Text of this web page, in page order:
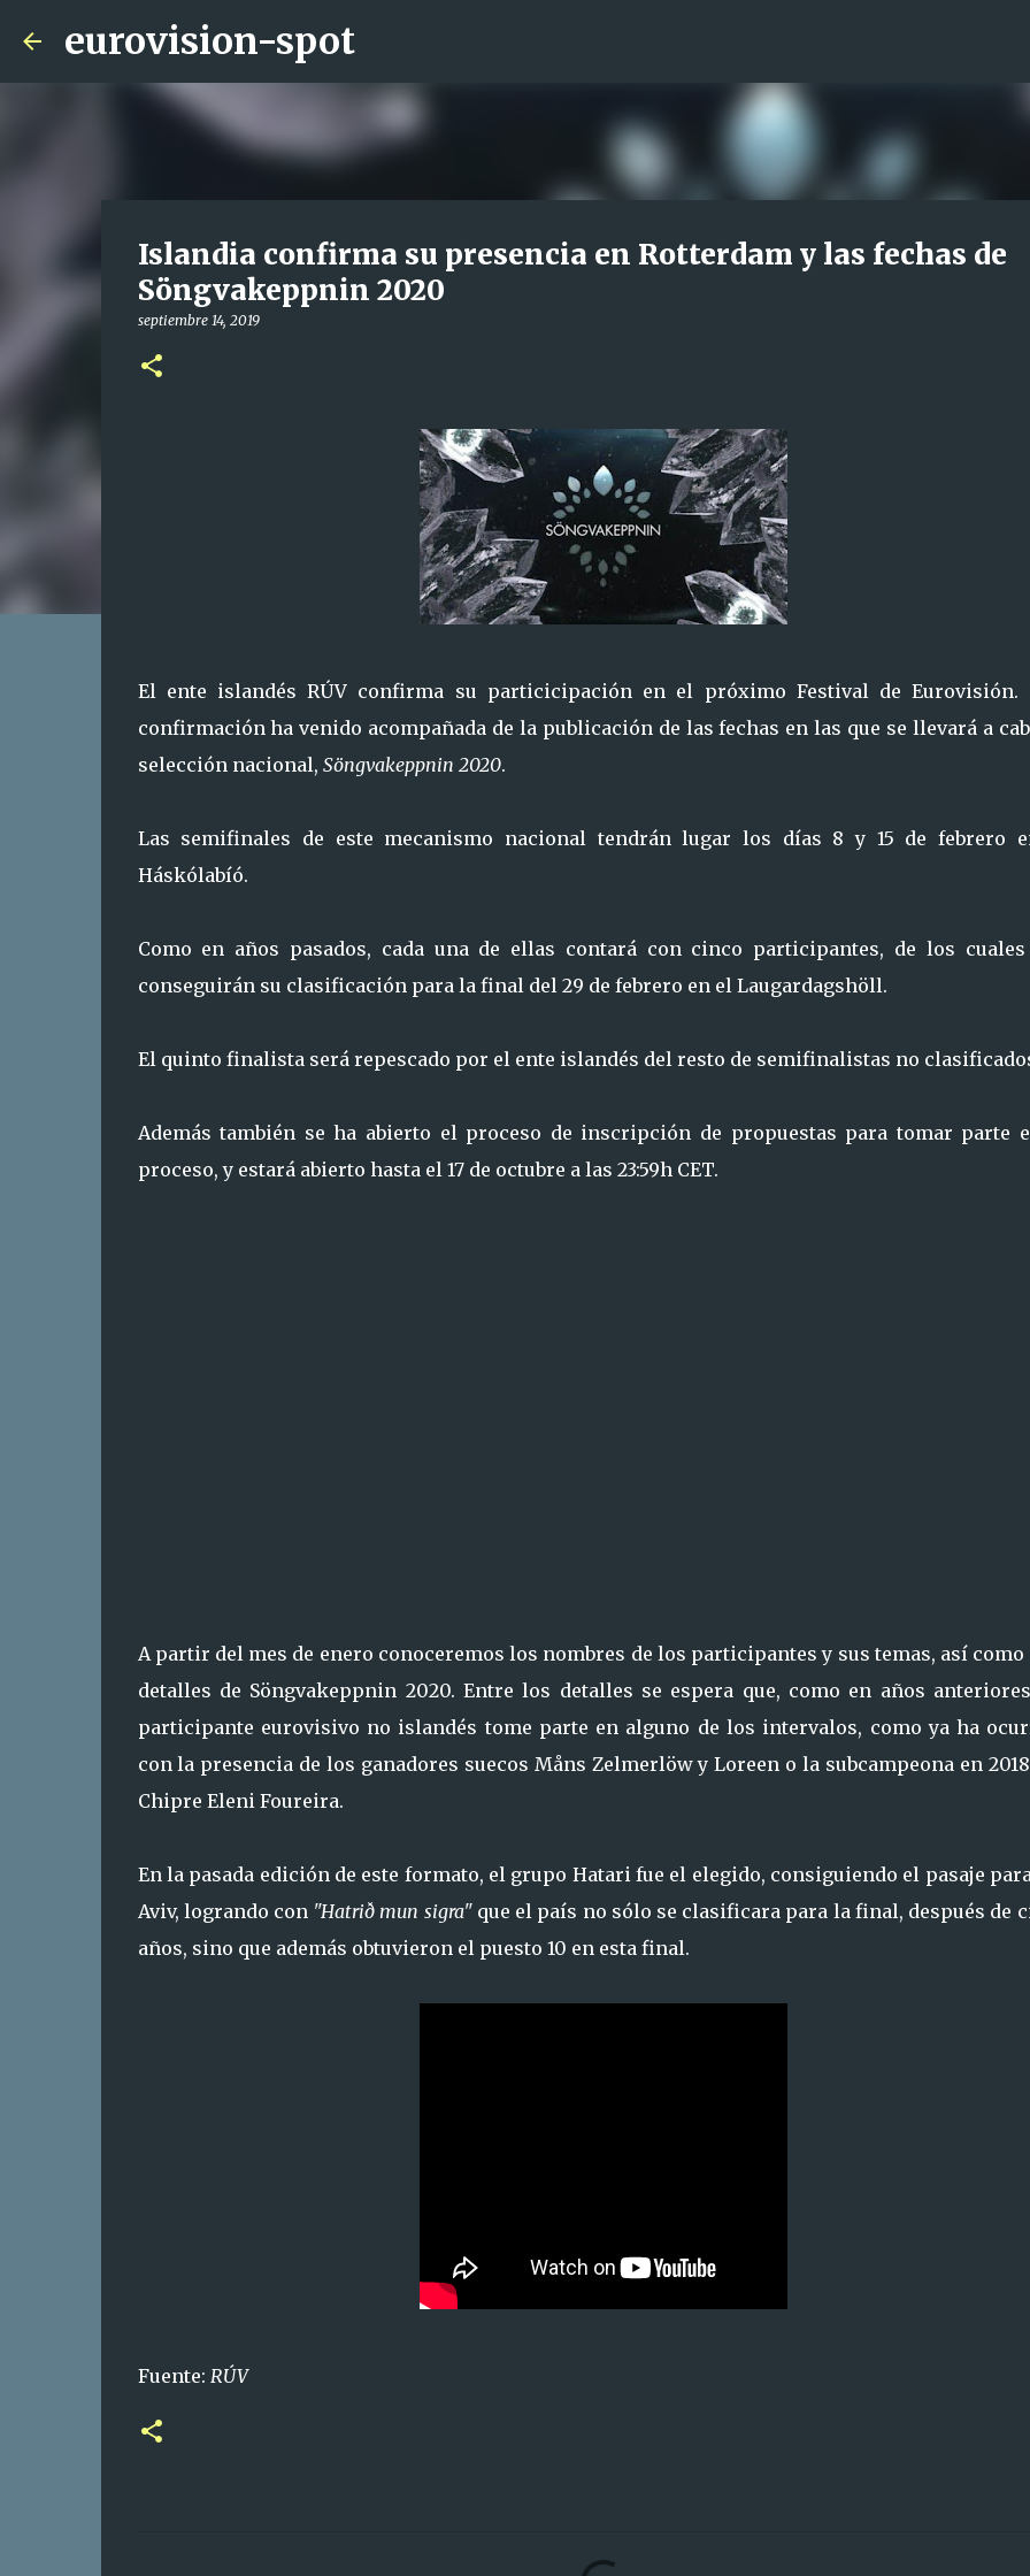
eurovision-spot
Islandia confirma su presencia en Rotterdam y las fechas de
Söngvakeppnin 2020
septiembre 14, 2019
El ente islandés RÚV confirma su particicipación en el próximo Festival de Eurovisión.
confirmación ha venido acompañada de la publicación de las fechas en las que se llevará a
selección nacional, Söngvakeppnin 2020.
Las semifinales de este mecanismo nacional tendrán lugar los días 8 y 15 de febrero
Háskólabíó.
Como en años pasados, cada una de ellas contará con cinco participantes, de los cuales
conseguirán su clasificación para la final del 29 de febrero en el Laugardagshöll.
El quinto finalista será repescado por el ente islandés del resto de semifinalistas no
Además también se ha abierto el proceso de inscripción de propuestas para tomar parte
proceso, y estará abierto hasta el 17 de octubre a las 23:59h CET.
A partir del mes de enero conoceremos los nombres de los participantes y sus temas, así como
detalles de Söngvakeppnin 2020. Entre los detalles se espera que, como en años
participante eurovisivo no islandés tome parte en alguno de los intervalos, como ya ha
con la presencia de los ganadores suecos Måns Zelmerlöw y Loreen o la subcampeona en
Chipre Eleni Foureira.
En la pasada edición de este formato, el grupo Hatari fue el elegido, consiguiendo el pasaje
Aviv, logrando con "Hatrið mun sigra"que el país no sólo se clasificara para la final, después de
años, sino que además obtuvieron el puesto 10 en esta final.
Fuente: RÚV